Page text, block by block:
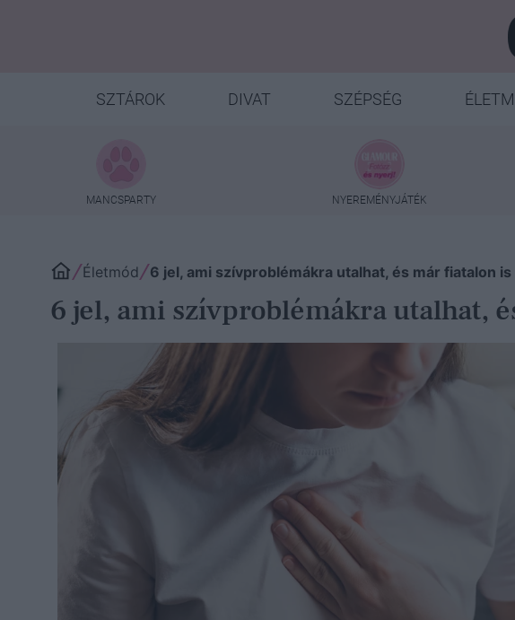
SZTÁROK DIVAT SZÉPSÉG
MANCSPARTY NYEREMÉNYJÁTÉK
Életmód 6 jel, ami szívproblémákra utalhat, és már fiatalon
6 jel, ami szívproblémákra utalhat,